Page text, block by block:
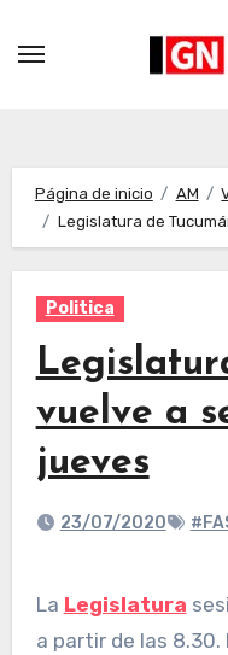
Página de inicio AM
Legislatura de
Politica
vuelve a
jueves
23/07/2020
La Legislatura
a partir de las 8.30.